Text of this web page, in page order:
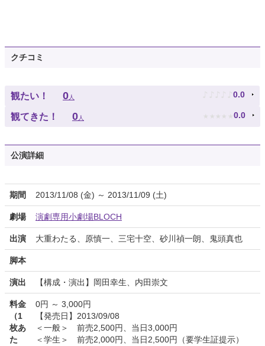
クチコミ
観たい！ 0人 ♪ ♪ ♪ ♪ ♪ 0.0
観てきた！ 0人 ★ ★ ★ ★ ★ 0.0
公演詳細
期間 2013/11/08 (金) ～ 2013/11/09 (土)
劇場 演劇専用小劇場BLOCH
出演 大重わたる、原慎一、三宅十空、砂川禎一朗、鬼頭真也
脚本
演出 【構成・演出】岡田幸生、内田崇文
料金
（1
枚あ
た
0円 ～ 3,000円
【発売日】2013/09/08
＜一般＞ 前売2,500円、当日3,000円
＜学生＞ 前売2,000円、当日2,500円（要学生証提示）